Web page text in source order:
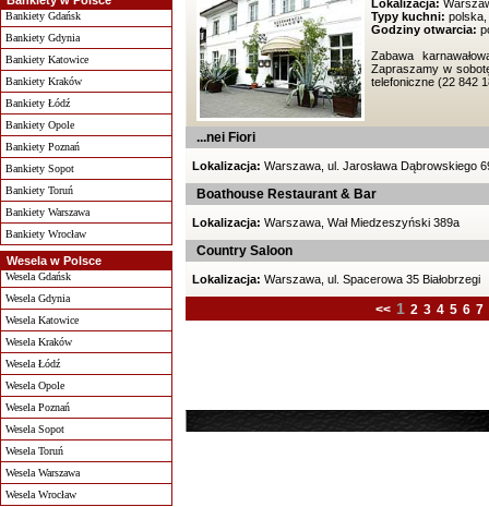
Bankiety Gdańsk
Bankiety Gdynia
Bankiety Katowice
Bankiety Kraków
Bankiety Łódź
Bankiety Opole
Bankiety Poznań
Bankiety Sopot
Bankiety Toruń
Bankiety Warszawa
Bankiety Wrocław
Wesela w Polsce
Wesela Gdańsk
Wesela Gdynia
Wesela Katowice
Wesela Kraków
Wesela Łódź
Wesela Opole
Wesela Poznań
Wesela Sopot
Wesela Toruń
Wesela Warszawa
Wesela Wrocław
Lokalizacja:
Typy kuchni:
Godziny otwarcia:
Zabawa
Zapraszamy w
telefoniczne (22 842
...nei Fiori
Lokalizacja: Warszawa, ul. Jarosława Dąbrowskiego
Boathouse Restaurant & Bar
Lokalizacja: Warszawa, Wał Miedzeszyński 389a
Country Saloon
Lokalizacja: Warszawa, ul. Spacerowa 35 Białobrzegi
<< 1 2 3 4 5 6 7